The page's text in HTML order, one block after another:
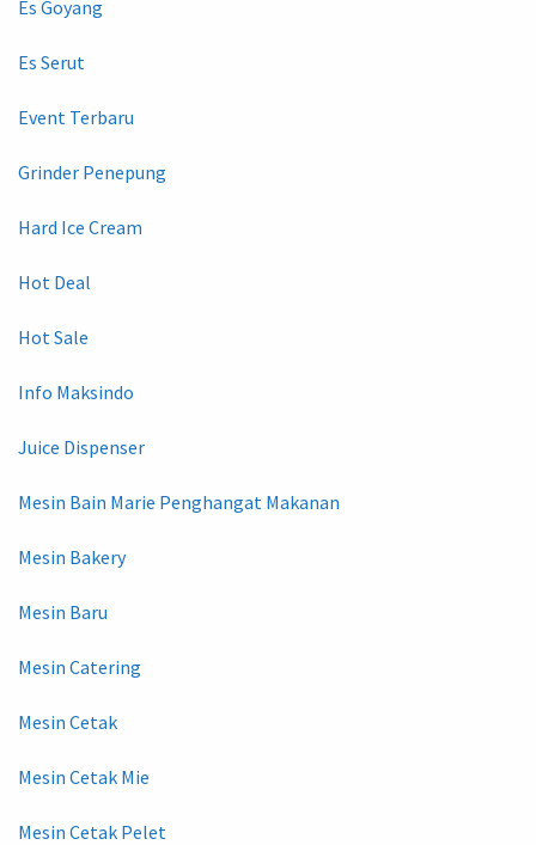
Es Goyang
Es Serut
Event Terbaru
Grinder Penepung
Hard Ice Cream
Hot Deal
Hot Sale
Info Maksindo
Juice Dispenser
Mesin Bain Marie Penghangat Makanan
Mesin Bakery
Mesin Baru
Mesin Catering
Mesin Cetak
Mesin Cetak Mie
Mesin Cetak Pelet